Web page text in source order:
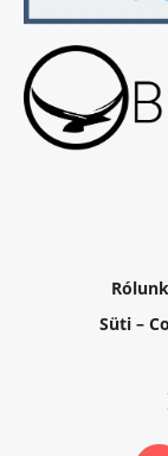
Rólunk
Süti –